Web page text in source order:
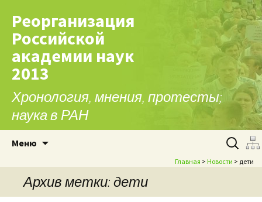
Реорганизация
Российской
академии наук
2013
Хронология, мнения, протесты;
наука в РАН
Меню Найти:
Главная > Новости > дети
Архив метки: дети